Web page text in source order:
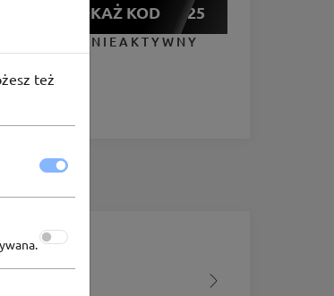
POKAŻ KODsale25
KUPON NIEAKTYWNY
też